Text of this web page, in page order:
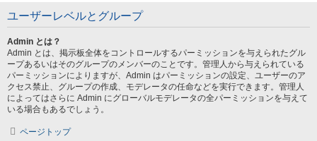
ユーザーレベルとグループ
Admin とは？
Admin とは、掲示板全体をコントロールするパーミッションを与えられたグル
ープあるいはそのグループのメンバーのことです。管理人から与えられている
パーミッションによりますが、Admin はパーミッションの設定、ユーザーのア
クセス禁止、グループの作成、モデレータの任命などを実行できます。管理人
によってはさらに Admin にグローバルモデレータの全パーミッションを与えて
いる場合もあるでしょう。
ページトップ